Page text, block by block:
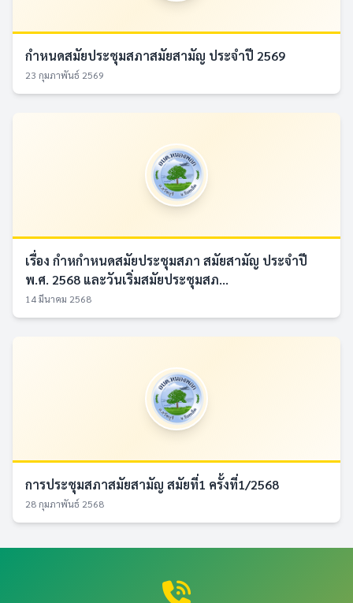
กำหนดสมัยประชุมสภาสมัยสามัญ ประจำปี 2569
23 กุมภาพันธ์ 2569
เรื่อง กำหกำหนดสมัยประชุมสภา สมัยสามัญ ประจำปี
พ.ศ. 2568 และวันเริ่มสมัยประชุมสภ...
14 มีนาคม 2568
การประชุมสภาสมัยสามัญ สมัยที่1 ครั้งที่1/2568
28 กุมภาพันธ์ 2568